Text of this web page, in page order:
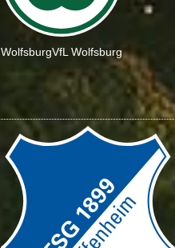
WolfsburgVfL Wolfsburg